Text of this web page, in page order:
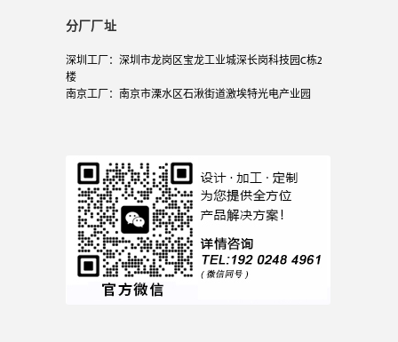
分厂厂址
深圳工厂：深圳市龙岗区宝龙工业城深长岗科技园C栋2
楼
南京工厂：南京市溧水区石湫街道激埃特光电产业园